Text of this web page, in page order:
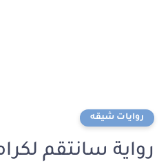
روايات شيقه
رواية سانتقم